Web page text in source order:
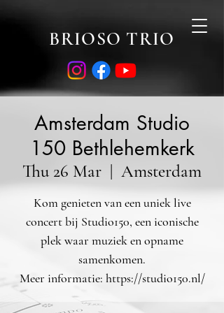
BRIOSO TRIO
Amsterdam Studio
150 Bethlehemkerk
Thu 26 Mar
  |
Amsterdam
Kom genieten van een uniek live
concert bij Studio150, een iconische
plek waar muziek en opname
samenkomen.
Meer informatie: https://studio150.nl/